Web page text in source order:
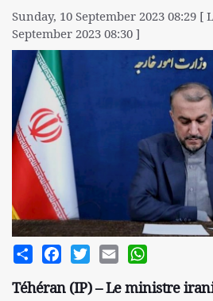
Sunday, 10 September 2023 08:29 [
September 2023 08:30 ]
Share FacebookTwitterEmail
Téhéran (IP) – Le ministre